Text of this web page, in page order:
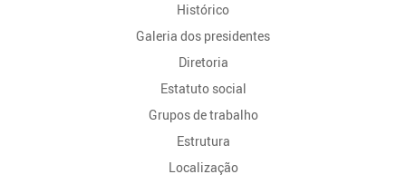
Histórico
Galeria dos presidentes
Diretoria
Estatuto social
Grupos de trabalho
Estrutura
Localização